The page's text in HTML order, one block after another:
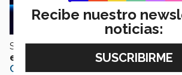
Si deseas conocer otros convenios de
entretenimiento
, consulta este
Colaboradores.
Recibe nuestro
noticias: